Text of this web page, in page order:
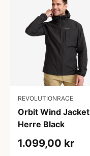
REVOLUTIONRACE
Orbit Wind Jacket
Herre Black
1.099,00 kr